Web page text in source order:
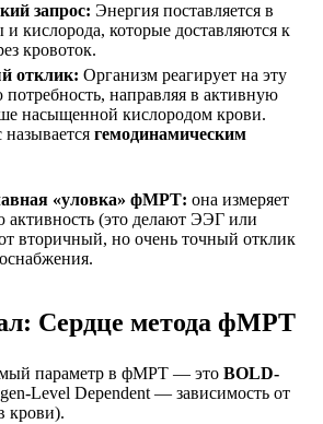
запрос: Энергия поставляется в
и кислорода, которые доставляются к
кровоток.
отклик: Организм реагирует на эту
направляя в активную
насыщенной кислородом крови.
гемодинамическим
«уловка» фМРТ: она измеряет
активность (это делают ЭЭГ или
вторичный, но очень точный отклик
Сердце метода фМРТ
параметр в фМРТ — это BOLD-
Level Dependent — зависимость от
крови).